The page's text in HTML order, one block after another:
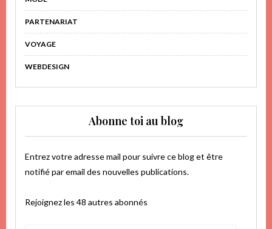
PARTENARIAT
VOYAGE
WEBDESIGN
Abonne toi au blog
Entrez votre adresse mail pour suivre ce blog et être
notifié par email des nouvelles publications.
Rejoignez les 48 autres abonnés